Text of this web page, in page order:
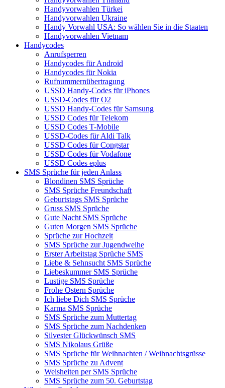
Handyvorwahlen Türkei
Handyvorwahlen Ukraine
Handy Vorwahl USA: So wählen Sie in die Staaten
Handyvorwahlen Vietnam
Handycodes
Anrufsperren
Handycodes für Android
Handycodes für Nokia
Rufnummernübertragung
USSD Handy-Codes für iPhones
USSD-Codes für O2
USSD Handy-Codes für Samsung
USSD Codes für Telekom
USSD Codes T-Mobile
USSD-Codes für Aldi Talk
USSD Codes für Congstar
USSD Codes für Vodafone
USSD Codes eplus
SMS Sprüche für jeden Anlass
Blondinen SMS Sprüche
SMS Sprüche Freundschaft
Geburtstags SMS Sprüche
Gruss SMS Sprüche
Gute Nacht SMS Sprüche
Guten Morgen SMS Sprüche
Sprüche zur Hochzeit
SMS Sprüche zur Jugendweihe
Erster Arbeitstag Sprüche SMS
Liebe & Sehnsucht SMS Sprüche
Liebeskummer SMS Sprüche
Lustige SMS Sprüche
Frohe Ostern Sprüche
Ich liebe Dich SMS Sprüche
Karma SMS Sprüche
SMS Sprüche zum Muttertag
SMS Sprüche zum Nachdenken
Silvester Glückwünsch SMS
SMS Nikolaus Grüße
SMS Sprüche für Weihnachten / Weihnachtsgrüsse
SMS Sprüche zu Advent
Weisheiten per SMS Sprüche
SMS Sprüche zum 50. Geburtstag